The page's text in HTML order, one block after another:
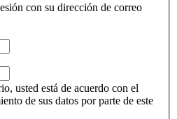
con su dirección de correo
usted está de acuerdo con el
de sus datos por parte de este